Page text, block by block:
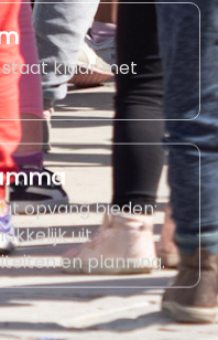
klaar met
opvang bieden;
uit
en planning.